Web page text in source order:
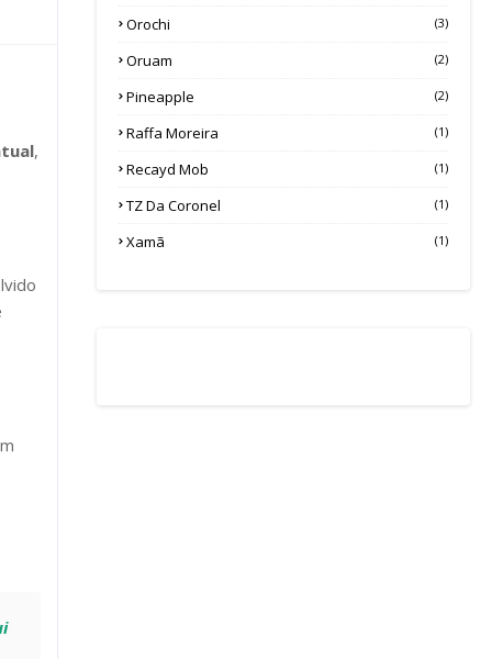
,
Orochi (3)
Oruam (2)
Pineapple (2)
Raffa Moreira (1)
Recayd Mob (1)
TZ Da Coronel (1)
Xamã (1)